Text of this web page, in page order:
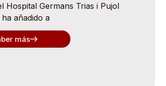
Hospital Germans Trias i Pujol
añadido a
más